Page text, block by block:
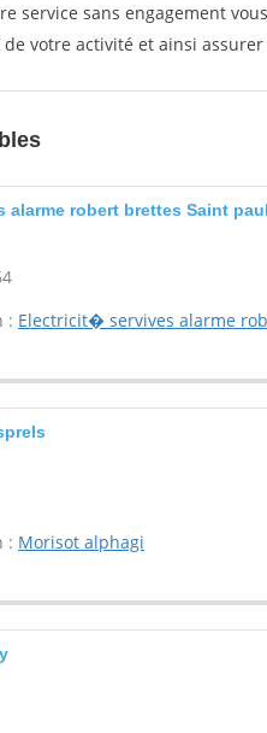
service sans engagement
votre activité et ainsi
alarme robert brettes Saint
: Electricit� servives alarme
: Morisot alphagi